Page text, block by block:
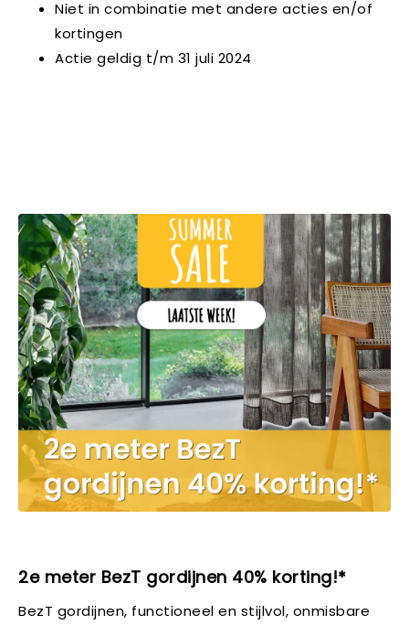
Niet in combinatie met andere acties en/of
kortingen
Actie geldig t/m 31 juli 2024
2e meter BezT gordijnen 40% korting!*
BezT gordijnen, functioneel en stijlvol, onmisbare